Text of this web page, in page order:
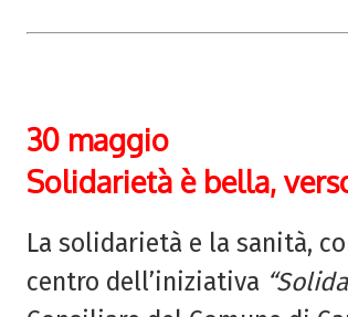
30 maggio
Solidarietà è bella,
La solidarietà e la sanità,
centro dell’iniziativa